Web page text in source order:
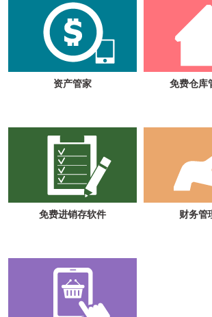
资产管家 免费仓库
免费进销存软件 财务管